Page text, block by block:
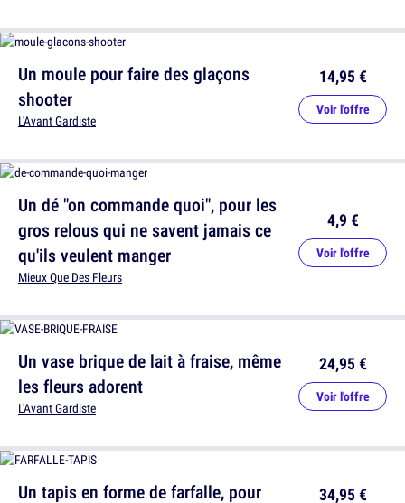
Un moule pour faire des glaçons
shooter
L'Avant Gardiste
14,95 €
Voir l'offre
Un vase brique de lait à fraise, même
les fleurs adorent
L'Avant Gardiste
24,95 €
Voir l'offre
Un dé "on commande quoi", pour les
gros relous qui ne savent jamais ce
qu'ils veulent manger
Mieux Que Des Fleurs
4,9 €
Voir l'offre
Un tapis en forme de farfalle, pour 34,95 €